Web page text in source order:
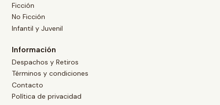
Ficción
No Ficción
Infantil y Juvenil
Información
Despachos y Retiros
Términos y condiciones
Contacto
Política de privacidad